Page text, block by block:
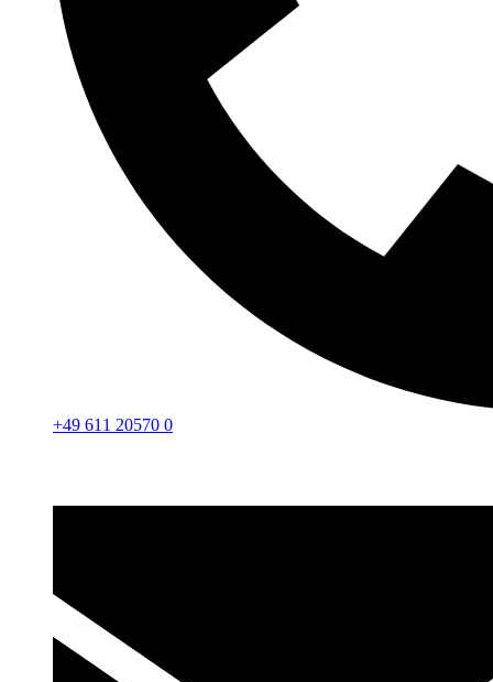
+49 611 20570 0